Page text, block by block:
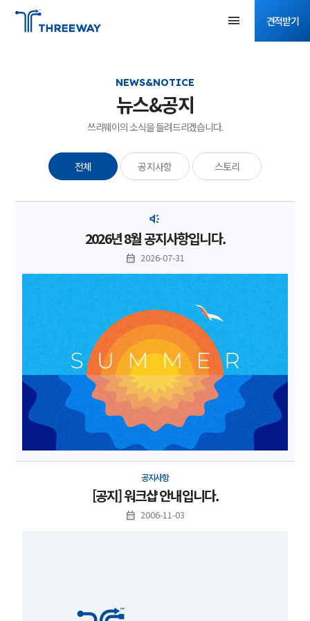
견적받기
NEWS&NOTICE
뉴스&공지
쓰리웨이의 소식을 들려드리겠습니다.
전체 공지사항 스토리
2026년 8월 공지사항입니다.
2026-07-31
공지사항
[공지] 워크샵 안내입니다.
2006-11-03